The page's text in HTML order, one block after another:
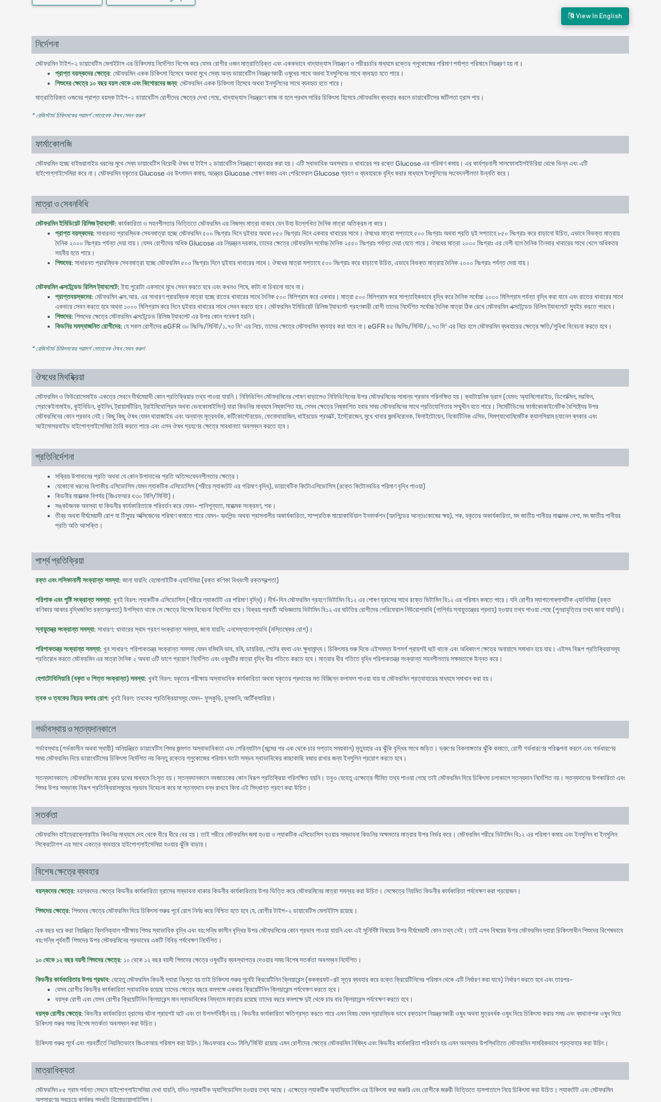
View In English
নির্দেশনা
মেটফরমিন টাইপ-২ ডায়াবেটিস মেলাইটাস এর চিকিৎসায় নির্দেশিত বিশেষ করে যেসব রোগীর ওজন মাত্রাতিরিক্ত এবং এককভাবে খাদ্যাভ্যাস নিয়ন্ত্রণ ও শরীরচর্চার মাধ্যমে রক্তের গ্লুকোজের পরিমাণ পর্যাপ্ত পরিমানে নিয়ন্ত্রণ হয় না।
প্রাপ্ত বয়স্কদের ক্ষেত্রে: মেটফরমিনএকক চিকিৎসা হিসেবে অথবা মুখে সেব্য অন্য ডায়াবেটিস নিয়ন্ত্রণকারী ওষুধের সাথে অথবা ইনসুলিনের সাথে ব্যবহৃত হতে পারে।
শিশুদের ক্ষেত্রে ১০ বছর বয়স থেকে এবং কিশোরদের জন্য: মেটফরমিনএকক চিকিৎসা হিসেবে অথবা ইনসুলিনের সাথে ব্যবহৃত হতে পারে।
মাত্রাতিরিক্তওজনের প্রাপ্ত বয়স্ক টাইপ-২ ডায়াবেটিস রোগীদের ক্ষেত্রে দেখা গেছে, খাদ্যাভ্যাস নিয়ন্ত্রণে কাজ না হলে প্রথম সারির চিকিৎসা হিসেবে মেটফরমিন ব্যবহার করলে ডায়াবেটিসের জটিলতা হ্রাস পায়।
* রেজিস্টার্ড চিকিৎসকের পরামর্শ মোতাবেক ঔষধ সেবন করুন'
ফার্মাকোলজি
মেটফরমিন হচ্ছে বাইগুয়ানাইড ধরনের মুখে সেব্য ডায়াবেটিস বিরোধী ঔষধ যা টাইপ ২ ডায়াবেটিস নিয়ন্ত্রণে ব্যবহার করা হয়। এটি স্বাভাবিক অবস্থায় ও খাবারের পর রক্তে Glucose এর পরিমাণ কমায়। এর কার্যপ্রনালী সালফোনাইলইউরিয়া থেকে ভিন্ন এবং এটি
হাইপোগ্লাইসেমিয়া করে না। মেটফরমিন যকৃতের Glucose এর উৎপাদন কমায়, অন্ত্রের Glucose শোষণ কমায় এবং পেরিফেরাল Glucose গ্রহণ ও ব্যবহারকে বৃদ্ধি করার মাধ্যমে ইনসুলিনের সংবেদনশীলতা উন্নতি করে।
মাত্রা ও সেবনবিধি
মেটফরমিন ইমিডিয়েট রিলিজ ট্যাবলেট: কার্যকারিতা ও সহনশীলতার ভিত্তিতে মেটফরমিন এর নিজস্ব মাত্রা থাকবে যেন উহা উল্লে­খিত দৈনিক মাত্রা অতিক্রম না করে।
প্রাপ্ত বয়স্কদের: সাধারনত প্রারম্ভিক সেবনমাত্রা হচ্ছে মেটফরমিন ৫০০ মিঃগ্রাঃ দিনে দুইবার অথবা ৮৫০ মিঃগ্রাঃ দিনে একবার খাবারের সাথে। ঔষধের মাত্রা সপ্তাহে ৫০০ মিঃগ্রাঃ অথবা প্রতি দুই সপ্তাহে ৮৫০ মিঃগ্রাঃ করে বাড়ানো উচিত, এভাবে বিভক্ত মাত্রায়
দৈনিক ২০০০ মিঃগ্রাঃ পর্যন্ত দেয়া যায়। যেসব রোগীদের অধিক Glucose এর নিয়ন্ত্রন দরকার, তাদের ক্ষেত্রে মেটফরমিন সর্বোচ্চ দৈনিক ২৫৫০ মিঃগ্রাঃ পর্যন্ত দেয়া যেতে পারে। ঔষধের মাত্রা ২০০০ মিঃগ্রাঃ এর বেশী হলে দৈনিক তিনবার খাবারের সাথে খেলে অধিকতর
সহনীয় হতে পারে।
শিশুদের: সাধারনত প্রারম্ভিক সেবনমাত্রা হচ্ছে মেটফরমিন ৫০০ মিঃগ্রাঃ দিনে দুইবার খাবারের সাথে। ঔষধের মাত্রা সপ্তাহে ৫০০ মিঃগ্রাঃ করে বাড়ানো উচিত, এভাবে বিভক্ত মাত্রায় দৈনিক ২০০০ মিঃগ্রাঃ পর্যন্ত দেয়া যায়।
মেটফরমিন এক্সটেন্ডেড রিলিস ট্যাবলেটে: ইহা পুরোটা একসাথে মুখে সেবন করতে হবে এবং কখনও পিষে, কাটা বা চিবানো যাবে না।
প্রাপ্তবয়স্কদের: মেটফরমিন এক্স.আর. এর সাধারণ প্রারম্ভিক মাত্রা হচ্ছে রাতের খাবারের সাথে দৈনিক ৫০০ মিলিগ্রাম করে একবার। মাত্রা ৫০০ মিলিগ্রাম করে সাপ্তাহিকভাবে বৃদ্ধি করে দৈনিক সর্বোচ্চ ২০০০ মিলিগ্রাম পর্যন্ত বৃদ্ধি করা যাবে এবং রাতের খাবারের সাথে
একবারে সেবন করতে হবে অথবা ১০০০ মিলিগ্রাম করে দিনে দুইবার খাবারের সাথে সেবন করতে হবে। মেটফরমিন ইমিডিয়েট রিলিজ ট্যাবলেট গ্রহণকারী রোগী তাদের নির্দেশিত সর্বোচ্চ দৈনিক মাত্রা ঠিক রেখে মেটফরমিন এক্সটেন্ডেড রিলিস ট্যাবলেটে স্যুইচ করতে পারবে।
শিশুদের: শিশুদের ক্ষেত্রে মেটফরমিন এক্সটেন্ডেড রিলিজ ট্যাবলেট এর উপর কোন গবেষণা হয়নি।
কিডনির সমস্যাজনিত রোগীদের: যে সকল রোগীদের eGFR ৩০ মিঃলিঃ/মিনিট/১.৭৩ মি২এর নিচে, তাদের ক্ষেত্রে মেটফরমিন ব্যবহার করা যাবে না। eGFR ৪৫ মিঃলিঃ/মিনিট/১.৭৩ মি২এর নিচে হলে মেটফরমিন ব্যবহারের ক্ষেত্রে ক্ষতি/সুবিধা বিবেচনা করতে হবে।
* রেজিস্টার্ড চিকিৎসকের পরামর্শ মোতাবেক ঔষধ সেবন করুন'
ঔষধের মিথষ্ক্রিয়া
মেটফরমিন ও ফিউরোসেমাইড একত্রে সেবনে দীর্ঘমেয়াদী কোন প্রতিক্রিয়ার তথ্য পাওয়া যায়নি। নিফিডিপিন মেটফরমিনের শোষণ বাড়ালেও নিফিডিপিনের উপর মেটফরমিনের সামান্য প্রভাব পরিলক্ষিত হয়। ক্যাটায়নিক ড্রাগ (যেমন: অ্যামিলোরাইড, ডিগোক্সিন, মরফিন,
প্রোকেইনামাইড, কুইনিডিন, কুইনিন, ট্রায়ামটিরিন, ট্রাইমিথোপ্রিম অথবা ভেনকোমাইসিন) যারা কিডনির মাধ্যমে নিষ্কাশিত হয়, সেসব ক্ষেত্রে নিষ্কাশিত হবার সময় মেটফরমিনের সাথে প্রতিযোগিতার সম্মুখীন হতে পারে। সিমেটিডিনের ফার্মাকোকাইনেটিক বৈশিষ্ট্যের উপর
মেটফরমিনের কোন প্রভাব নেই। কিছু কিছু ঔষধ যেমন থায়াজাইড এবং অন্যান্য মূত্রবর্ধক, কর্টিকোস্টেরয়েড, ফেনোথায়াজিন, থাইরয়েড প্রডাক্ট, ইস্ট্রোজেন, মুখে খাবার জন্মনিরোধক, ফিনাইটোয়েন, নিকোটিনিক এসিড, সিমপ্যাথোমিমেটিক ক্যালসিয়াম চ্যানেল ব্লকার এবং
আইসোসরবাইড হাইপোগ্লাইসেমিয়া তৈরি করতে পারে এবং এসব ঔষধ গ্রহণের ক্ষেত্রে সাবধানতা অবলম্বন করতে হবে।
প্রতিনির্দেশনা
সক্রিয় উপাদানের প্রতি অথবা যে কোন উপাদানের প্রতি অতিসংবেদনশীলতার ক্ষেত্রে।
যেকোনো ধরনের বিপাকীয় এসিডোসিস যেমন ল্যাকটিক এসিডোসিস (শরীরে ল্যাকটেট এর পরিমাণ বৃদ্ধি), ডায়াবেটিক কিটোএসিডোসিস (রক্তে কিটোনবডির পরিমাণ বৃদ্ধি পাওয়া)
কিডনীর মারাত্মক বিপর্যয় (জিএফআর <৩০ মিলি/মিনিট)।
সঙ্কটজনক অবস্থা যা কিডনীর কার্যকারিতাকে পরিবর্তন করে যেমন- পানিশূন্যতা, মারাত্মক সংক্রমণ, শক।
তীব্র অথবা দীর্ঘমেয়াদী রোগ যা টিস্যুর অক্সিজেনের পরিমাণ কমাতে পারে যেমন- হৃদপিন্ড অথবা শ্বাসনালীর অকার্যকারিতা, সাম্প্রতিক মায়োকার্ডিয়াল ইনফার্কশন (হৃদপিন্ডের আন্তঃকোষের ক্ষয়), শক, যকৃতের অকার্যকারিতা, মদ জাতীয় পানীয়র মারাত্মক নেশা, মদ জাতীয় পানীয়র
প্রতি অতি আসক্তি।
পার্শ্ব প্রতিক্রিয়া
রক্ত এবং লসিকানালী সংক্রান্ত সমস্যা: জানা যায়নি: হেমোলাইটিক এ্যানিমিয়া (রক্ত কণিকা বিধ্বংসী রক্তস্বল্পতা)
পরিপাক এবং পুষ্টি সংক্রান্ত সমস্যা: খুবই বিরল: ল্যাকটিক এসিডোসিস (শরীরে ল্যাকটেট এর পরিমাণ বৃদ্ধি)। দীর্ঘ-দিন মেটফরমিন গ্রহণে ভিটামিন বি১২ এর শোষণ হ্রাসের সাথে রক্তে ভিটামিন বি১২ এর পরিমান কমতে পারে। যদি রোগীর ম্যাগালোব্লাসটিক এ্যানিমিয়া (রক্ত
কণিকার আকার বৃদ্ধিজনিত রক্তস্বল্পতা) উপস্থিত থাকে সে ক্ষেত্রে বিশেষ বিবেচনা নির্দেশিত হবে। বিক্রয় পরবর্তী অভিজ্ঞতায় ভিটামিন বি১২ এর ঘাটতির রোগীদের পেরিফেরাল নিউরোপ্যাথি (পার্শ্বিয় স্নায়ুতন্ত্রের প্রদাহ) হওয়ার তথ্য পাওয়া গেছে (পুনরাবৃত্তির তথ্য জানা যায়নি)।
স্নায়ুতন্ত্র সংক্রান্ত সমস্যা: সাধারণ: খাবারের স্বাদ গ্রহণ সংক্রান্ত সমস্যা, জানা যায়নি: এনসেফ্যালোপ্যাথি (মস্তিষ্কের রোগ)।
পরিপাকতন্ত্র সংক্রান্ত সমস্যা: খুব সাধারণ: পরিপাকতন্ত্র সংক্রান্ত সমস্যা যেমন বমিবমি ভাব, বমি, ডায়রিয়া, পেটের ব্যথা এবং ক্ষুধামান্দ্য। চিকিৎসার শুরু দিকে এইসমস্ত উপসর্গ প্রায়শই ঘটে থাকে এবং অধিকাংশ ক্ষেত্রে অনায়াসে সমাধান হয়ে যায়। এইসব বিরূপ প্রতিক্রিয়াসমূহ
প্রতিরোধ করতে মেটফরমিন এর মাত্রা দৈনিক ২ অথবা ৩টি ভাগে প্রয়োগ নির্দেশিত এবং ওষুধটির মাত্রা বৃদ্ধি ধীর গতিতে করতে হবে। মাত্রার ধীর গতিতে বৃদ্ধি পরিপাকতন্ত্র সংক্রান্ত সহনশীলতার সক্ষমতাকে উন্নত করে।
হেপাটোবিলিয়ারি (যকৃত ও পিত্ত সংক্রান্ত) সমস্যা: খুবই বিরল: যকৃতের পরীক্ষায় অস্বাভাবিক কার্যকারিতা অথবা যকৃতের প্রদাহের মত বিচ্ছিন্ন ফলাফল পাওয়া যায় যা মেটফরমিন প্রত্যাহারের মাধ্যমে সমাধান করা হয়।
ত্বক ও ত্বকের নিচের কলার রোগ: খুবই বিরল: ত্বকের প্রতিক্রিয়াসমূহ যেমন- ফুসকুড়ি, চুলকানি, আর্টিক্যারিয়া।
গর্ভাবস্থায় ও স্তন্যদানকালে
গর্ভাবস্থায় (গর্ভকালীন অথবা স্থায়ী) অনিয়ন্ত্রিত ডায়াবেটিস শিশুর জন্মগত অস্বাভাবিকতা এবং পেরিন্যাটাল (জন্মের পর এক থেকে চার সপ্তাহ সময়কাল) মৃত্যুহার এর ঝুঁকি বৃদ্ধির সাথে জড়িত। ভ্রুণের বিকলাঙ্গতার ঝুঁকি কমাতে, রোগী গর্ভধারণের পরিকল্পনা করলে এবং গর্ভধারণের
সময় মেটফরমিন দিয়ে ডায়াবেটিসের চিকিৎসা নির্দেশিত নয় কিন্তু রক্তের গ্লুকোজের পরিমান যতটা সম্ভব স্বাভাবিকের কাছাকাছি বজায় রাখার জন্য ইনসুলিন প্রয়োগ করতে হবে।
স্তন্যদানকালে: মেটফরমিন মায়ের বুকের দুধের মাধ্যমে নি:সৃত হয়। স্তন্যদানকালে নবজাতকের কোন বিরূপ প্রতিক্রিয়া পরিলক্ষিত হয়নি। তবুও যেহেতু এক্ষেত্রে সীমিত তথ্য পাওয়া গেছে তাই মেটফরমিন দিয়ে চিকিৎসা চলাকালে স্তন্যদান নির্দেশিত নয়। স্তন্যদানের উপকারিতা এবং
শিশুর উপর সম্ভাব্য বিরূপ প্রতিক্রিয়াসমূহের প্রভাব বিবেচনা করে মা স্তন্যদান বন্ধ রাখবে কিনা এই সিদ্ধান্ত গ্রহণ করা উচিত।
সতর্কতা
মেটফরমিন হাইড্রোক্লোরাইড কিডনির মাধ্যমে দেহ থেকে ধীরে ধীরে বের হয়। তাই শরীরে মেটফরমিন জমা হওয়া ও ল্যাকটিক এসিডোসিস হওয়ার সম্ভাবনা কিডনির অক্ষমতার মাত্রার উপর নির্ভর করে। মেটফরমিন শরীরে ভিটামিন বি১২ এর পরিমাণ কমায় এবং ইনসুলিন বা ইনসুলিন
সিক্রেটোগগ এর সাথে একত্রে ব্যবহারে হাইপোগ্লাইসেমিয়া হওয়ার ঝুঁকি বাড়ায়।
বিশেষ ক্ষেত্রে ব্যবহার
বয়স্কদের ক্ষেত্রে: বয়স্কদের ক্ষেত্রে কিডনীর কার্যকারিতা হ্রাসের সম্ভাবনা থাকায় কিডনীর কার্যকারিতার উপর ভিত্তি করে মেটফরমিনের মাত্রা সমন্বয় করা উচিত। সেক্ষেত্রে নিয়মিত কিডনীর কার্যকারিতা পর্যবেক্ষণ করা প্রয়োজন।
শিশুদের ক্ষেত্রে: শিশুদের ক্ষেত্রে মেটফরমিন দিয়ে চিকিৎসা শুরুর পূর্বে রোগ নির্নয় করে নিশ্চিত হতে হবে যে, রোগীর টাইপ-২ ডায়াবেটিস মেলাইটাস রয়েছে।
এক বছর ধরে করা নিয়ন্ত্রিত ক্লিনিক্যাল পরীক্ষায় শিশুর স্বাভাবিক বৃদ্ধি এবং বয়:সন্ধি কালীন বৃদ্ধির উপর মেটফরমিনের কোন প্রভাব পাওয়া যায়নি এবং এই সুনির্দিষ্ট বিষয়ের উপর দীর্ঘমেয়াদী কোন তথ্য নেই। তাই এসব বিষয়ের উপর মেটফরমিন দ্বারা চিকিৎসাধীন শিশুদের বিশেষভাবে
বয়:সন্ধি পূর্ববর্তী শিশুদের উপর মেটফরমিনের প্রভাবের একটি নিবিড় পর্যবেক্ষণ নির্দেশিত।
১০ থেকে ১২ বছর বয়সী শিশুদের ক্ষেত্রে: ১০ থেকে ১২ বছর বয়সী শিশুদের ক্ষেত্রে ওষুধটির ব্যবস্থাপত্র দেওয়ার সময় বিশেষ সতর্কতা অবলম্বন নির্দেশিত।
কিডনীর কার্যকারিতার উপর প্রভাব: যেহেতু মেটফরমিন কিডনী দ্বারা নিঃসৃত হয় তাই চিকিৎসা শুরুর পূর্বেই ক্রিয়েটিনিন ক্লিয়ারেন্স (ককক্রফট-গল্ট সূত্র ব্যবহার করে রক্তে ক্রিয়েটিনিনের পরিমান থেকে এটি নির্ধারণ করা যাবে) নির্ধারণ করতে হবে এবং তারপর-
যেসব রোগীর কিডনীর কার্যকারিতা স্বাভাবিক রয়েছে তাদের ক্ষেত্রে বছরে কমপক্ষে একবার ক্রিয়েটিনিন ক্লিয়ারেন্স পর্যবেক্ষণ করতে হবে।
বয়স্ক রোগী এবং যেসব রোগীর ক্রিয়েটিনিন ক্লিয়ারেন্স মান স্বাভাবিকের নিম্নতম মাত্রায় রয়েছে তাদের বছরে কমপক্ষে দুই থেকে চার বার ক্লিয়ারেন্স পর্যবেক্ষণ করতে হবে।
বয়স্ক রোগীর ক্ষেত্রে: কিডনীর কার্যকারিতা হ্রাসের ঘটনা প্রায়শই ঘটে এবং তা উপসর্গবিহীন হয়। কিডনীর কার্যকারিতা ক্ষতিগ্রস্ত করতে পারে এমন বিষয় যেমন প্রারম্ভিক ভাবে রক্তচাপ নিয়ন্ত্রণকারী ওষুধ অথবা মুত্রবর্ধক ওষুধ দিয়ে চিকিৎসা করার সময় এবং ব্যথানাশক ওষুধ দিয়ে
চিকিৎসা শুরুর সময় বিশেষ সতর্কতা অবলম্বন করা উচিত।
চিকিৎসা শুরুর পূর্বে এবং পরবর্তীর্তে নিয়মিতভাবে জিএফআর পরিমাপ করা উচিৎ। জিএফআর <৩০ মিলি/মিনিট রয়েছে এমন রোগীদের ক্ষেত্রে মেটফরমিন নিষিদ্ধ এবং কিডনীর কার্যকারিতা পরিবর্তন হয় এমন অবস্থার উপস্থিতিতে মেটফরমিন সাময়িকভাবে প্রত্যাহার করা উচিৎ।
মাত্রাধিক্যতা
মেটফরমিন ৮৫ গ্রাম পর্যন্ত সেবনে হাইপোগ্লাইসেমিয়া দেখা যায়নি, যদিও ল্যাকটিক অ্যাসিডোসিস হওয়ার তথ্য আছে। এক্ষেত্রে ল্যাকটিক অ্যাসিডোসিস এর চিকিৎসা করা জরুরি এবং রোগীকে জরুরী ভিত্তিতে হাসপাতালে নিয়ে চিকিৎসা করা উচিত। ল্যাকটেট এবং মেটফরমিন
অপসারণের সবচেয়ে কার্যকর পদ্ধতি হিমোডায়ালাইসিস।